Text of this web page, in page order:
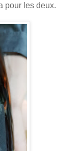
pour les deux.